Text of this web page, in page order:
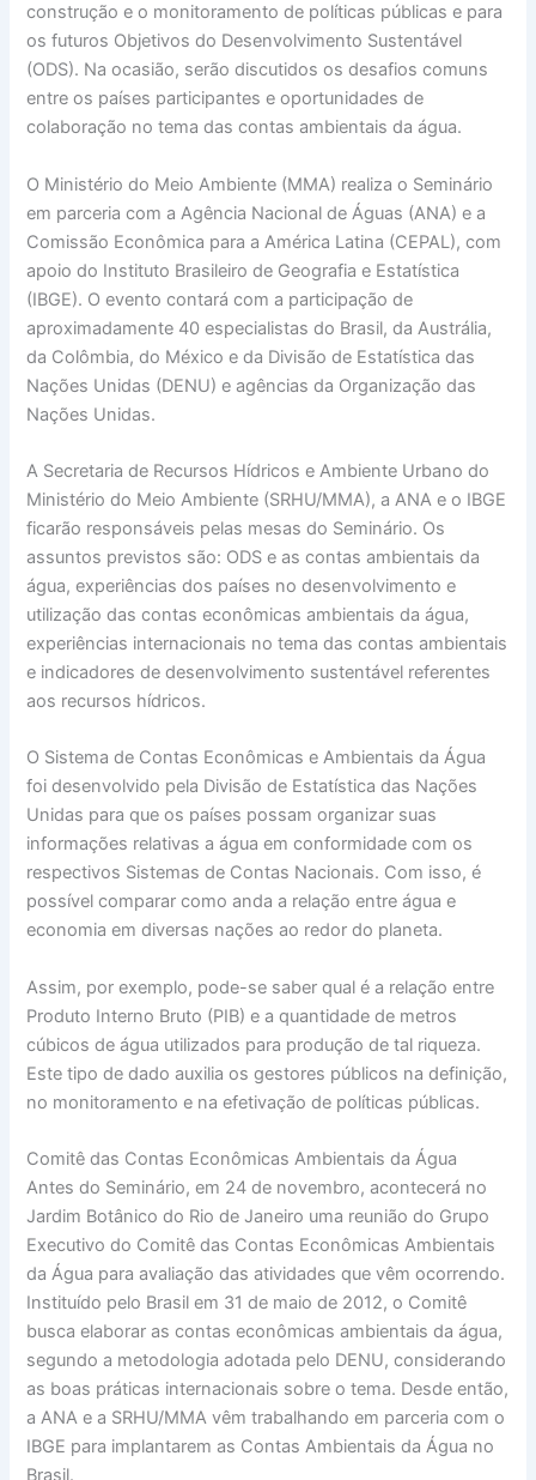
construção e o monitoramento de políticas públicas e para
os futuros Objetivos do Desenvolvimento Sustentável
(ODS). Na ocasião, serão discutidos os desafios comuns
entre os países participantes e oportunidades de
colaboração no tema das contas ambientais da água.
O Ministério do Meio Ambiente (MMA) realiza o Seminário
em parceria com a Agência Nacional de Águas (ANA) e a
Comissão Econômica para a América Latina (CEPAL), com
apoio do Instituto Brasileiro de Geografia e Estatística
(IBGE). O evento contará com a participação de
aproximadamente 40 especialistas do Brasil, da Austrália,
da Colômbia, do México e da Divisão de Estatística das
Nações Unidas (DENU) e agências da Organização das
Nações Unidas.
A Secretaria de Recursos Hídricos e Ambiente Urbano do
Ministério do Meio Ambiente (SRHU/MMA), a ANA e o IBGE
ficarão responsáveis pelas mesas do Seminário. Os
assuntos previstos são: ODS e as contas ambientais da
água, experiências dos países no desenvolvimento e
utilização das contas econômicas ambientais da água,
experiências internacionais no tema das contas ambientais
e indicadores de desenvolvimento sustentável referentes
aos recursos hídricos.
O Sistema de Contas Econômicas e Ambientais da Água
foi desenvolvido pela Divisão de Estatística das Nações
Unidas para que os países possam organizar suas
informações relativas a água em conformidade com os
respectivos Sistemas de Contas Nacionais. Com isso, é
possível comparar como anda a relação entre água e
economia em diversas nações ao redor do planeta.
Assim, por exemplo, pode-se saber qual é a relação entre
Produto Interno Bruto (PIB) e a quantidade de metros
cúbicos de água utilizados para produção de tal riqueza.
Este tipo de dado auxilia os gestores públicos na definição,
no monitoramento e na efetivação de políticas públicas.
Comitê das Contas Econômicas Ambientais da Água
Antes do Seminário, em 24 de novembro, acontecerá no
Jardim Botânico do Rio de Janeiro uma reunião do Grupo
Executivo do Comitê das Contas Econômicas Ambientais
da Água para avaliação das atividades que vêm ocorrendo.
Instituído pelo Brasil em 31 de maio de 2012, o Comitê
busca elaborar as contas econômicas ambientais da água,
segundo a metodologia adotada pelo DENU, considerando
as boas práticas internacionais sobre o tema. Desde então,
a ANA e a SRHU/MMA vêm trabalhando em parceria com o
IBGE para implantarem as Contas Ambientais da Água no
Brasil.